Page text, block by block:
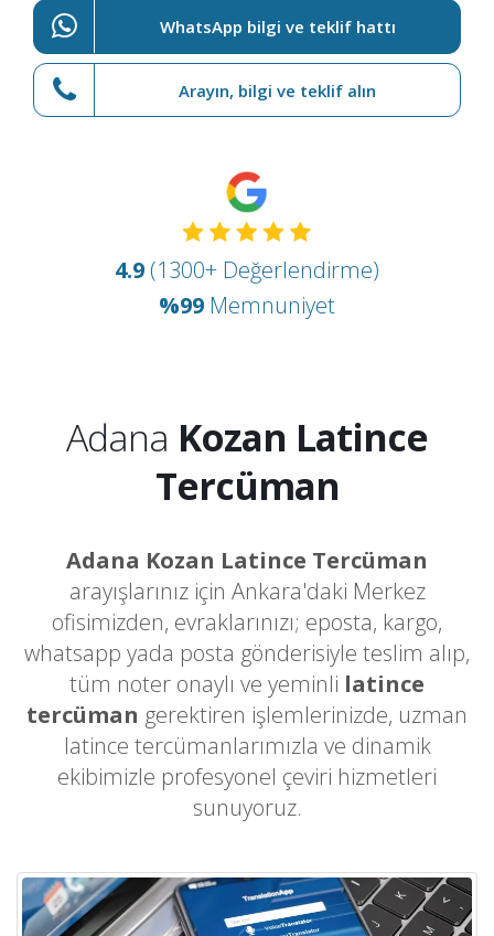
WhatsApp bilgi ve teklif hattı
Arayın, bilgi ve teklif alın
4.9 (1300+ Değerlendirme)
%99 Memnuniyet
Adana Kozan Latince
Tercüman
Adana Kozan Latince Tercüman
arayışlarınız için Ankara'daki Merkez
ofisimizden, evraklarınızı; eposta, kargo,
whatsapp yada posta gönderisiyle teslim alıp,
tüm noter onaylı ve yeminli latince
tercüman gerektiren işlemlerinizde, uzman
latince tercümanlarımızla ve dinamik
ekibimizle profesyonel çeviri hizmetleri
sunuyoruz.